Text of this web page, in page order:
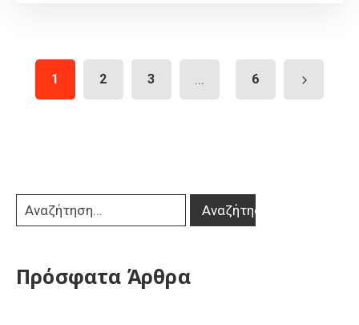
1 2 3 ... 6
Πρόσφατα Άρθρα